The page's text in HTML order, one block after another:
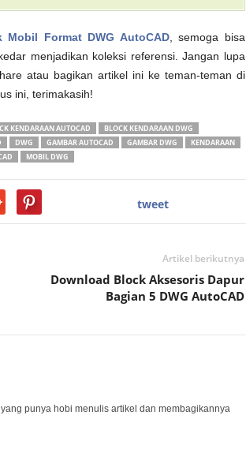
Mobil Format DWG AutoCAD, semoga bisa
menjadikan koleksi referensi. Jangan lupa
atau bagikan artikel ini ke teman-teman di
ini, terimakasih!
KENDARAAN AUTOCAD
BLOCK KENDARAAN DWG
DWG GAMBAR AUTOCAD GAMBAR DWG
KENDARAAN
MOBIL DWG
tweet
Artikel berikutnya
Download Block Aksesoris Dapur
Bagian 5 DWG AutoCAD
punya hobi menulis artikel dan membagikannya